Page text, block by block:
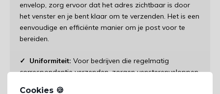
Cookies 🍪
envelop, zorg ervoor dat het adres zichtbaar is door
het venster en je bent klaar om te verzenden. Het is een
eenvoudige en efficiënte manier om je post voor te
bereiden.
✓ Uniformiteit: Voor bedrijven die regelmatig
correspondentie verzenden, zorgen vensterenveloppen